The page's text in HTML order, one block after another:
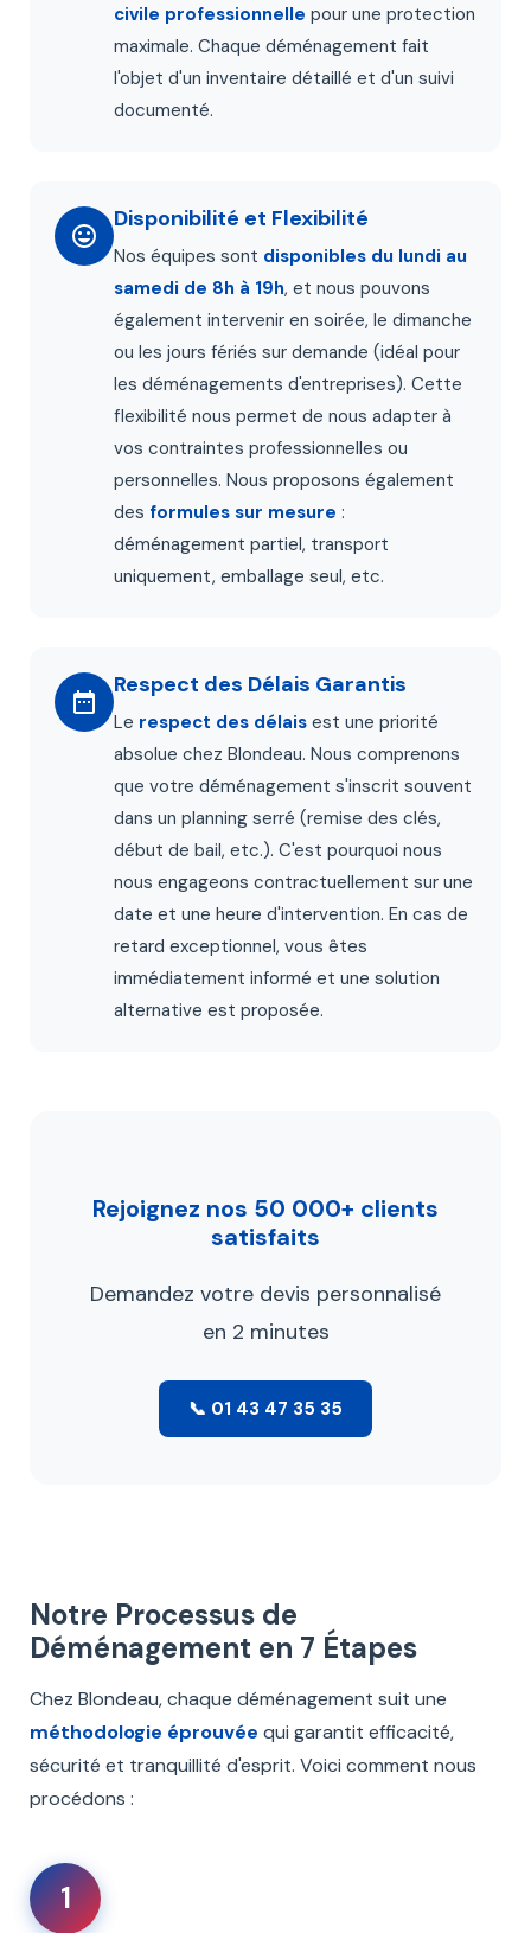
civile professionnelle pour une protection
maximale. Chaque déménagement fait
l'objet d'un inventaire détaillé et d'un suivi
documenté.
Disponibilité et Flexibilité
Nos équipes sont disponibles du lundi au
samedi de 8h à 19h, et nous pouvons
également intervenir en soirée, le dimanche
ou les jours fériés sur demande (idéal pour
les déménagements d'entreprises). Cette
flexibilité nous permet de nous adapter à
vos contraintes professionnelles ou
personnelles. Nous proposons également
des formules sur mesure :
déménagement partiel, transport
uniquement, emballage seul, etc.
Respect des Délais Garantis
Le respect des délais est une priorité
absolue chez Blondeau. Nous comprenons
que votre déménagement s'inscrit souvent
dans un planning serré (remise des clés,
début de bail, etc.). C'est pourquoi nous
nous engageons contractuellement sur une
date et une heure d'intervention. En cas de
retard exceptionnel, vous êtes
immédiatement informé et une solution
alternative est proposée.
Rejoignez nos 50 000+ clients
satisfaits
Demandez votre devis personnalisé
en 2 minutes
📞 01 43 47 35 35
Notre Processus de
Déménagement en 7 Étapes
Chez Blondeau, chaque déménagement suit une
méthodologie éprouvée qui garantit efficacité,
sécurité et tranquillité d'esprit. Voici comment nous
procédons :
1